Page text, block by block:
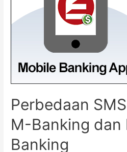
Perbedaan
M-Banking dan
Banking